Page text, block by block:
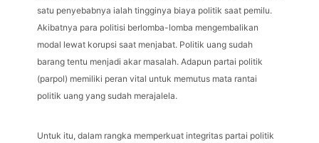
satu penyebabnya ialah tingginya biaya politik saat pemilu.
Akibatnya para politisi berlomba-lomba mengembalikan
modal lewat korupsi saat menjabat. Politik uang sudah
barang tentu menjadi akar masalah. Adapun partai politik
(parpol) memiliki peran vital untuk memutus mata rantai
politik uang yang sudah merajalela.
Untuk itu, dalam rangka memperkuat integritas partai politik